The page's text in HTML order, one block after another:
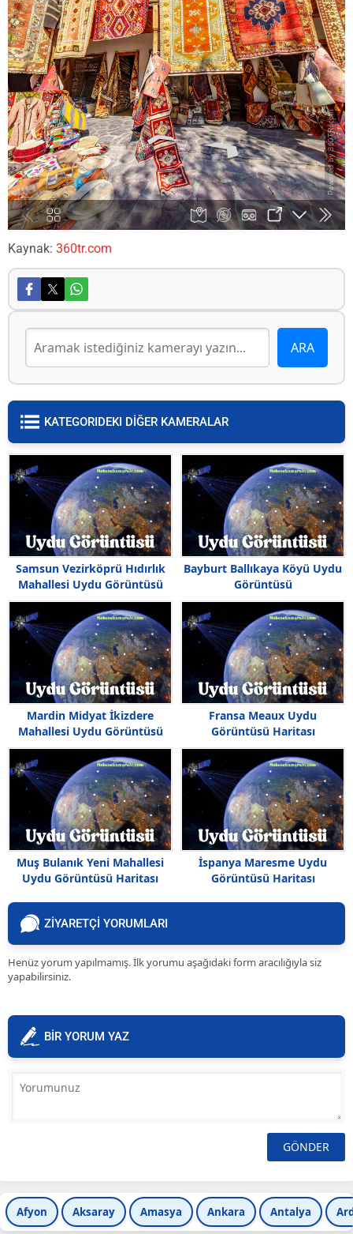
Kaynak: 360tr.com
KATEGORIDEKI DİĞER KAMERALAR
Samsun Vezirköprü Hıdırlık
Mahallesi Uydu Görüntüsü
Bayburt Ballıkaya Köyü Uydu
Görüntüsü
Mardin Midyat İkizdere
Mahallesi Uydu Görüntüsü
Haritası
Fransa Meaux Uydu
Görüntüsü Haritası
Muş Bulanık Yeni Mahallesi
Uydu Görüntüsü Haritası
İspanya Maresme Uydu
Görüntüsü Haritası
ZİYARETÇİ YORUMLARI
Henüz yorum yapılmamış. İlk yorumu aşağıdaki form aracılığıyla siz
yapabilirsiniz.
BİR YORUM YAZ
Afyon Aksaray Amasya Ankara Antalya